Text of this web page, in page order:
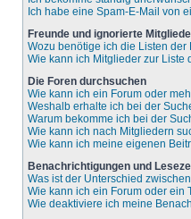
Ich habe eine Spam-E-Mail von
Freunde und ignorierte
Wozu benötige ich die Listen
Wie kann ich Mitglieder zur Liste
Die Foren durchsuchen
Wie kann ich ein Forum oder
Weshalb erhalte ich bei der
Warum bekomme ich bei der
Wie kann ich nach Mitgliedern
Wie kann ich meine eigenen
Benachrichtigungen und
Was ist der Unterschied
Wie kann ich ein Forum oder ein
Wie deaktiviere ich meine